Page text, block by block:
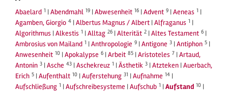
Abaelard 1 |Abendmahl 19 |Abwesenheit 16 |Advent 9 |Aeneas 1 |
Agamben, Giorgio 4 |Albertus Magnus / Albert |Alfraganus 1 |
Algorithmus |Alkestis 1 |Alltag 26 |Alterität 2 |Altes Testament 6 |
Ambrosius von Mailand 1 |Anthropologie 9 |Antigone 3 |Antiphon 5 |
Anwesenheit 10 |Apokalypse 6 |Arbeit 85 |Aristoteles 7 |Artaud,
Antonin 3 |Asche 43 |Aschekreuz 1 |Ästhetik 3 |Atzteken |Auerbach,
Erich 5 |Aufenthalt 10 |Auferstehung 31 |Aufnahme 14 |
Aufschließung 1 |Aufschreibesysteme |Aufschub 1 |Aufstand 10 |